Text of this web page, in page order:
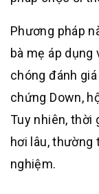
Phương pháp
bà mẹ áp dụng
chóng đánh
chứng Down,
Tuy nhiên, thời
hơi lâu, thường
nghiệm.